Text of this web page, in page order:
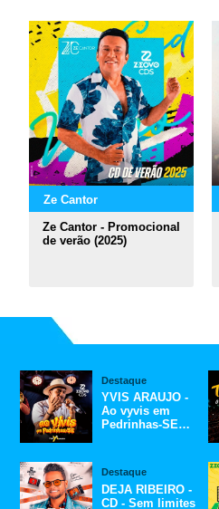
Ze Cantor
Ze Cantor - Promocional
de verão (2025)
Destaque
YVIS ARAUJO -
Ao vyvis em
Pedrinhas-SE
Destaque
DEJA RIBEIRO -
CD - Sem limites